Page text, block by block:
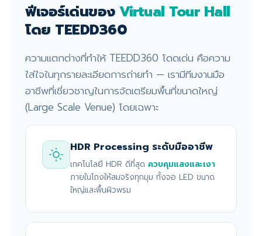
ฟีเจอร์เด่นของVirtual Tour Hall
โดย TEEDD360
ความแตกต่างที่ทำให้ TEEDD360 โดดเด่น คือความ
ใส่ใจในทุกรายละเอียดการถ่ายทำ — เรามีทีมงานมือ
อาชีพที่เชี่ยวชาญในการจัดเตรียมพื้นที่ขนาดใหญ่
(Large Scale Venue) โดยเฉพาะ
HDR Processing ระดับมืออาชีพ
เทคโนโลยี HDR ดีที่สุด ควบคุมแสงและเงา
ภายในโถงให้สมจริงทุกมุม ทั้งจอ LED ขนาด
ใหญ่และพื้นผิวพรม